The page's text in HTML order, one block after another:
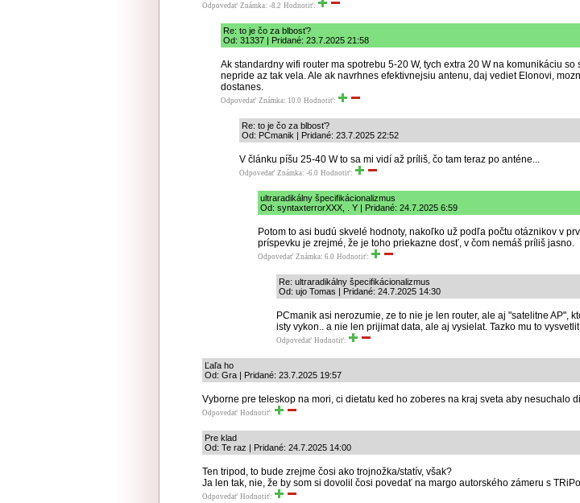
Odpovedať Známka: -8.2 Hodnotiť:
Re: to je čo za blbosť?
Od: 31337 | Pridané: 23.7.2025 21:58
Ak standardny wifi router ma spotrebu 5-20 W, tych extra 20 W na komunikáciu so
nepride az tak vela. Ale ak navrhnes efektivnejsiu antenu, daj vediet Elonovi,
dostanes.
Odpovedať Známka: 10.0 Hodnotiť:
Re: to je čo za blbosť?
Od: PCmanik | Pridané: 23.7.2025 22:52
V článku píšu 25-40 W to sa mi vidí až príliš, čo tam teraz po anténe...
Odpovedať Známka: -6.0 Hodnotiť:
ultraradikálny špecifikácionalizmus
Od: syntaxterrorXXX, . Y | Pridané: 24.7.2025 6:59
Potom to asi budú skvelé hodnoty, nakoľko už podľa počtu otáznikov v
príspevku je zrejmé, že je toho priekazne dosť, v čom nemáš príliš jasno.
Odpovedať Známka: 6.0 Hodnotiť:
Re: ultraradikálny špecifikácionalizmus
Od: ujo Tomas | Pridané: 24.7.2025 14:30
PCmanik asi nerozumie, ze to nie je len router, ale aj "satelitne AP",
isty vykon.. a nie len prijimat data, ale aj vysielat. Tazko mu to vysvetlit..
Odpovedať Hodnotiť:
Ľaľa ho
Od: Gra | Pridané: 23.7.2025 19:57
Vyborne pre teleskop na mori, ci dietatu ked ho zoberes na kraj sveta aby nesuchalo
Odpovedať Hodnotiť:
Pre klad
Od: Te raz | Pridané: 24.7.2025 14:00
Ten tripod, to bude zrejme čosi ako trojnožka/statív, však?
Ja len tak, nie, že by som si dovolil čosi povedať na margo autorského zámeru s
Odpovedať Hodnotiť: